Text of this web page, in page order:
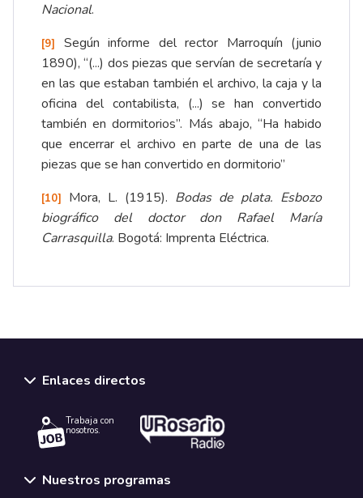
Nacional.
[9]
Según informe del rector Marroquín (junio
1890), “(...) dos piezas que servían de secretaría y
en las que estaban también el archivo, la caja y la
oficina del contabilista, (...) se han convertido
también en dormitorios”. Más abajo, “Ha habido
que encerrar el archivo en parte de una de las
piezas que se han convertido en dormitorio”
[10] Mora, L. (1915). Bodas de plata. Esbozo
biográfico del doctor don Rafael María
Carrasquilla. Bogotá: Imprenta Eléctrica.
Enlaces directos
Trabaja con
nosotros.
Nuestros programas